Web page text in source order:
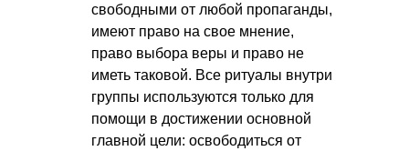
свободными от любой пропаганды,
имеют право на свое мнение,
право выбора веры и право не
иметь таковой. Все ритуалы внутри
группы используются только для
помощи в достижении основной
главной цели: освободиться от